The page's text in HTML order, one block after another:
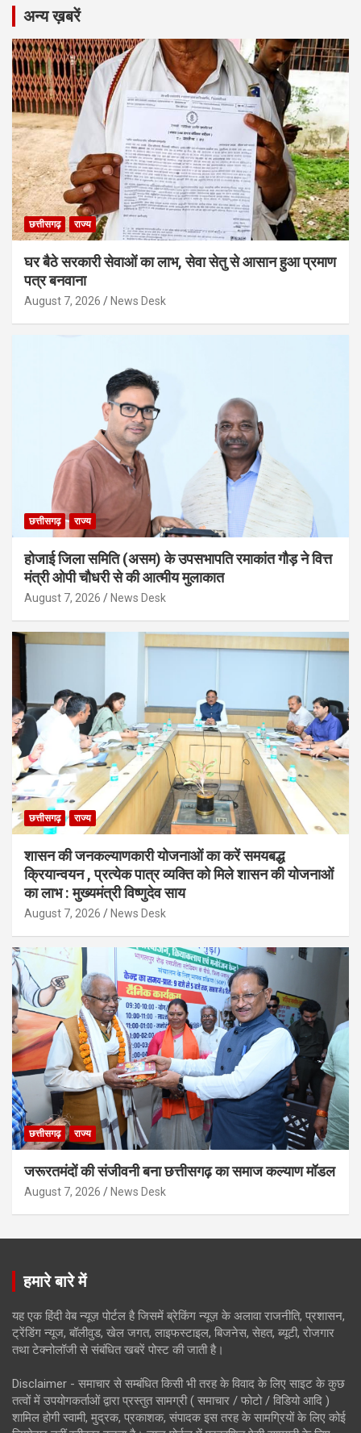
अन्य ख़बरें
छत्तीसगढ़ राज्य
घर बैठे सरकारी सेवाओं का लाभ, सेवा सेतु से आसान हुआ प्रमाण
पत्र बनवाना
August 7, 2026 News Desk
छत्तीसगढ़ राज्य
होजाई जिला समिति (असम) के उपसभापति रमाकांत गौड़ ने वित्त
मंत्री ओपी चौधरी से की आत्मीय मुलाकात
August 7, 2026 News Desk
छत्तीसगढ़ राज्य
शासन की जनकल्याणकारी योजनाओं का करें समयबद्ध
क्रियान्वयन , प्रत्येक पात्र व्यक्ति को मिले शासन की योजनाओं
का लाभ : मुख्यमंत्री विष्णुदेव साय
August 7, 2026 News Desk
छत्तीसगढ़ राज्य
जरूरतमंदों की संजीवनी बना छत्तीसगढ़ का समाज कल्याण मॉडल
August 7, 2026 News Desk
हमारे बारे में
यह एक हिंदी वेब न्यूज़ पोर्टल है जिसमें ब्रेकिंग न्यूज़ के अलावा राजनीति, प्रशासन,
ट्रेंडिंग न्यूज, बॉलीवुड, खेल जगत, लाइफस्टाइल, बिजनेस, सेहत, ब्यूटी, रोजगार
तथा टेक्नोलॉजी से संबंधित खबरें पोस्ट की जाती है।
Disclaimer - समाचार से सम्बंधित किसी भी तरह के विवाद के लिए साइट के कुछ
तत्वों में उपयोगकर्ताओं द्वारा प्रस्तुत सामग्री ( समाचार / फोटो / विडियो आदि )
शामिल होगी स्वामी, मुद्रक, प्रकाशक, संपादक इस तरह के सामग्रियों के लिए कोई